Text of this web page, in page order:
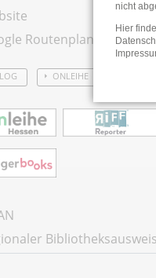
Routenplaner
ONLEIHE
Bibliotheksausweis
nicht
Hier